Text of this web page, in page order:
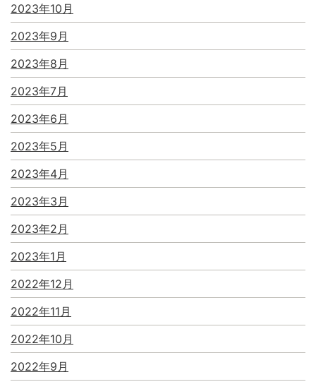
2023年10月
2023年9月
2023年8月
2023年7月
2023年6月
2023年5月
2023年4月
2023年3月
2023年2月
2023年1月
2022年12月
2022年11月
2022年10月
2022年9月